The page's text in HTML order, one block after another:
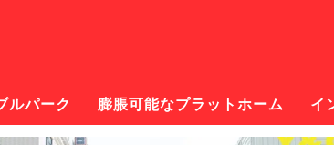
ルパーク 膨脹可能なプラットホーム イ